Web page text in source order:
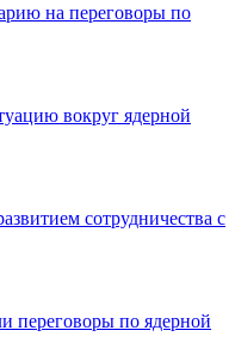
на переговоры по
вокруг ядерной
сотрудничества с
переговоры по ядерной